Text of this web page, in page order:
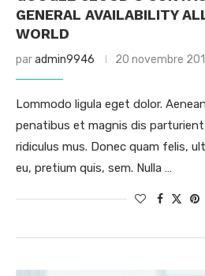
GENERAL AVAILABILITY
WORLD
paradmin9946 20 novembre
Lommodo ligula eget dolor.
penatibus et magnis dis
ridiculus mus. Donec quam felis,
eu, pretium quis, sem. Nulla …